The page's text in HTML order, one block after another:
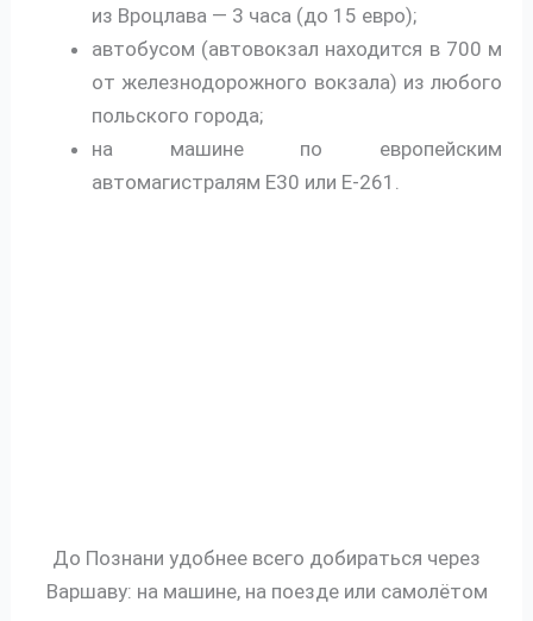
из Вроцлава — 3 часа (до 15 евро);
автобусом (автовокзал находится в 700 м
от железнодорожного вокзала) из любого
польского города;
на машине по европейским
автомагистралям E30 или E-261.
До Познани удобнее всего добираться через
Варшаву: на машине, на поезде или самолётом